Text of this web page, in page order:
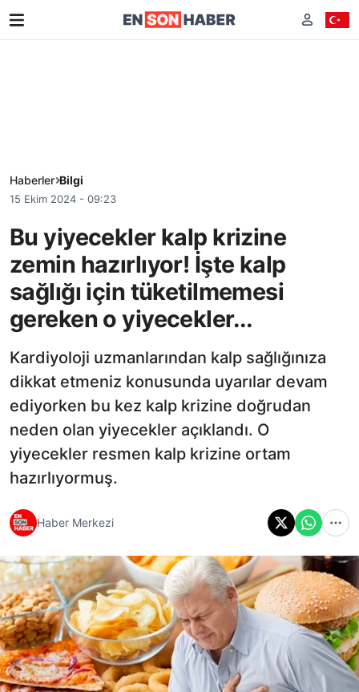
Haberler Bilgi
15 Ekim 2024 - 09:23
Bu yiyecekler kalp krizine
zemin hazırlıyor! İşte kalp
sağlığı için tüketilmemesi
gereken o yiyecekler...
Kardiyoloji uzmanlarından kalp sağlığınıza
dikkat etmeniz konusunda uyarılar devam
ediyorken bu kez kalp krizine doğrudan
neden olan yiyecekler açıklandı. O
yiyecekler resmen kalp krizine ortam
hazırlıyormuş.
Haber Merkezi